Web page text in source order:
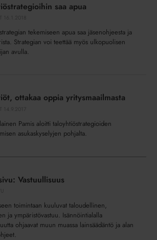
saa apua
tekemiseen apua saa jäsenohjeesta ja
Strategian voi teettää myös ulkopuolisen
avulla.
ottakaa oppia yritysmaailmasta
Pamis aloitti taloyhtiöstrategioiden
asukaskyselyjen pohjalta.
Vastuullisuus
toimintaan kuuluvat taloudellinen,
ja ympäristövastuu. Isännöintialalla
ohjaavat muun muassa lainsäädäntö ja alan